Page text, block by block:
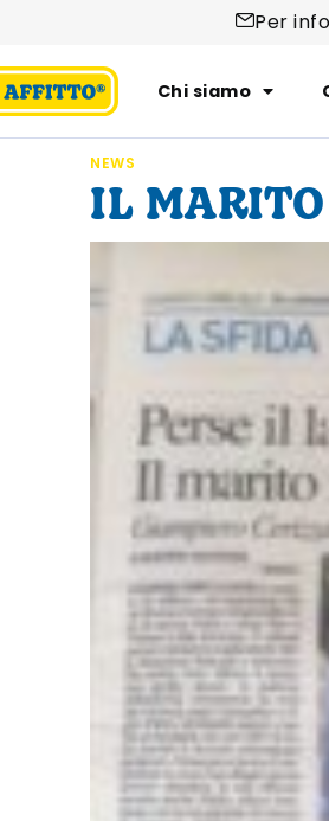
Per
Chi siamo
NEWS
IL